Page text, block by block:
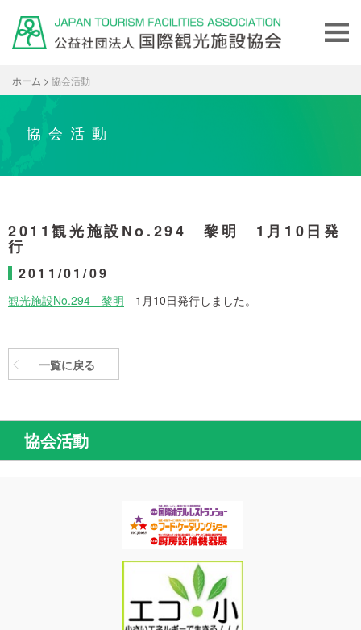
ホーム > 協会活動
協会活動
2011観光施設No.294 黎明 1月10日発
行
2011/01/09
観光施設No.294 黎明 1月10日発行しました。
一覧に戻る
協会活動